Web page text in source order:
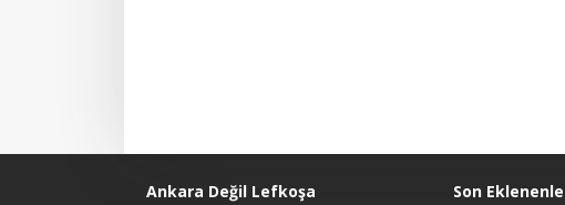
Ankara Değil Lefkoşa Son